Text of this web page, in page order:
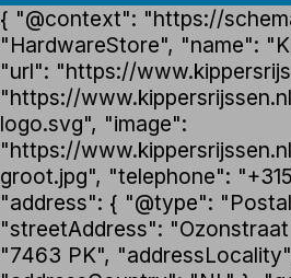
{ "@context": "https://
"HardwareStore", "name":
"url": "https://
"https://
logo.svg", "image":
"https://
groot.jpg", "telephone":
"address": { "@type":
"streetAddress":
"7463 PK",